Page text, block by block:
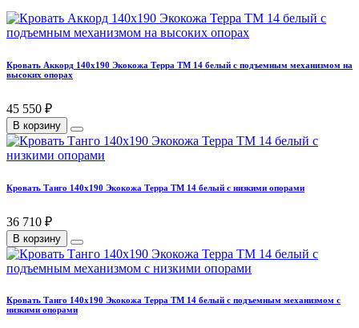
Кровать Аккорд 140х190 Экокожа Терра ТМ 14 белый с подъемным механизмом на
высоких опорах
45 550 ₽
В корзину
Кровать Танго 140х190 Экокожа Терра ТМ 14 белый с низкими опорами
36 710 ₽
В корзину
Кровать Танго 140х190 Экокожа Терра ТМ 14 белый с подъемным механизмом с
низкими опорами